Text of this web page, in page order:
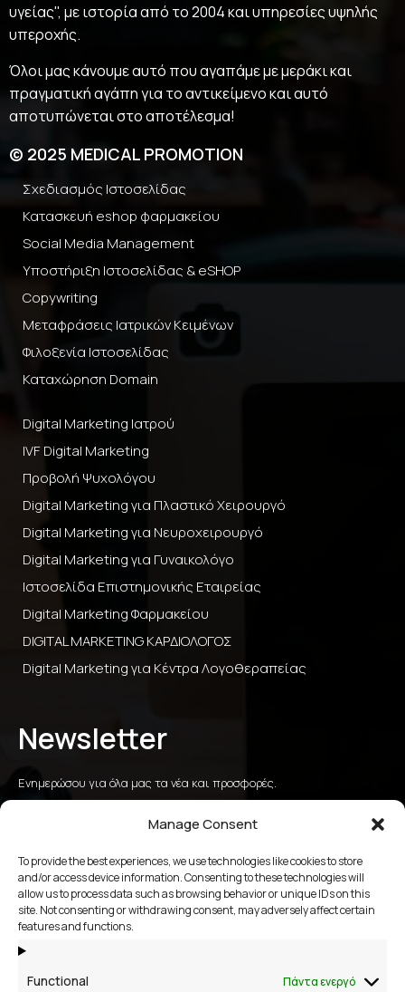
Manage Consent
To provide the best experiences, we use technologies like cookies to store
and/or access device information. Consenting to these technologies will
allow us to process data such as browsing behavior or unique IDs on this
site. Not consenting or withdrawing consent, may adversely affect certain
features and functions.
Functional Πάντα ενεργό
υγείας", με ιστορία από το 2004 και υπηρεσίες υψηλής
υπεροχής.
Όλοι μας κάνουμε αυτό που αγαπάμε με μεράκι και
πραγματική αγάπη για το αντικείμενο και αυτό
αποτυπώνεται στο αποτέλεσμα!
© 2025 MEDICAL PROMOTION
Σχεδιασμός Ιστοσελίδας
Κατασκευή eshop φαρμακείου
Social Media Management
Υποστήριξη Ιστοσελίδας & eSHOP
Copywriting
Μεταφράσεις Ιατρικών Κειμένων
Φιλοξενία Ιστοσελίδας
Καταχώρηση Domain
Digital Marketing Ιατρού
IVF Digital Marketing
Προβολή Ψυχολόγου
Digital Marketing για Πλαστικό Χειρουργό
Digital Marketing για Νευροχειρουργό
Digital Marketing για Γυναικολόγο
Ιστοσελίδα Επιστημονικής Εταιρείας
Digital Marketing Φαρμακείου
DIGITAL MARKETING ΚΑΡΔΙΟΛΟΓΟΣ
Digital Marketing για Κέντρα Λογοθεραπείας
Newsletter
Ενημερώσου για όλα μας τα νέα και προσφορές.
αποστολή
2109658356